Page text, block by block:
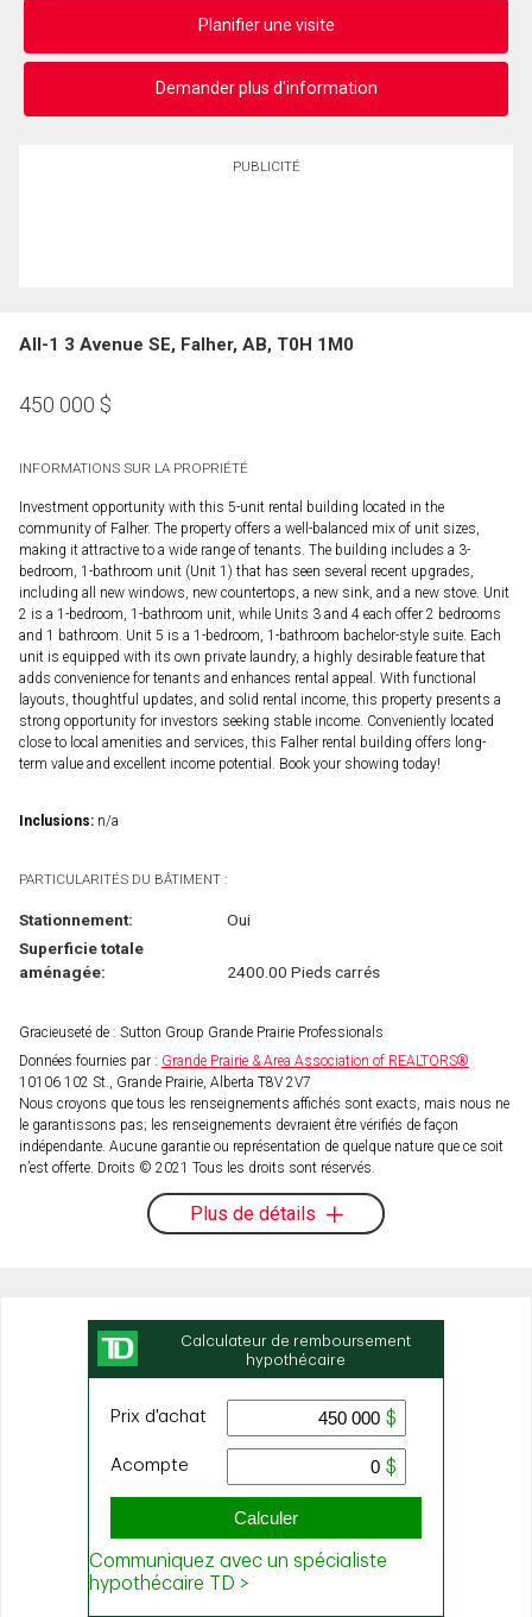
Planifier une visite
Demander plus d'information
PUBLICITÉ
All-1 3 Avenue SE, Falher, AB, T0H 1M0
450 000 $
INFORMATIONS SUR LA PROPRIÉTÉ
Investment opportunity with this 5-unit rental building located in the
community of Falher. The property offers a well-balanced mix of unit sizes,
making it attractive to a wide range of tenants. The building includes a 3-
bedroom, 1-bathroom unit (Unit 1) that has seen several recent upgrades,
including all new windows, new countertops, a new sink, and a new stove. Unit
2 is a 1-bedroom, 1-bathroom unit, while Units 3 and 4 each offer 2 bedrooms
and 1 bathroom. Unit 5 is a 1-bedroom, 1-bathroom bachelor-style suite. Each
unit is equipped with its own private laundry, a highly desirable feature that
adds convenience for tenants and enhances rental appeal. With functional
layouts, thoughtful updates, and solid rental income, this property presents a
strong opportunity for investors seeking stable income. Conveniently located
close to local amenities and services, this Falher rental building offers long-
term value and excellent income potential. Book your showing today!
Inclusions: n/a
PARTICULARITÉS DU BÂTIMENT :
Stationnement:
Oui
Superficie totale
aménagée:
2400.00 Pieds carrés
Gracieuseté de : Sutton Group Grande Prairie Professionals
Données fournies par : Grande Prairie & Area Association of REALTORS®
10106 102 St., Grande Prairie, Alberta T8V 2V7
Nous croyons que tous les renseignements affichés sont exacts, mais nous ne
le garantissons pas; les renseignements devraient être vérifiés de façon
indépendante. Aucune garantie ou représentation de quelque nature que ce soit
n’est offerte. Droits © 2021 Tous les droits sont réservés.
Plus de détails